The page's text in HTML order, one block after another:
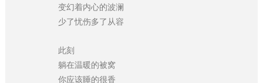
变幻着内心的波澜
少了忧伤多了从容
此刻
躺在温暖的被窝
你应该睡的很香